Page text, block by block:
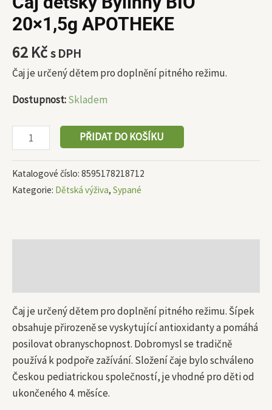
20×1,5g APOTHEKE
62 Kčs DPH
Čaj je určený dětem pro doplnění pitného režimu.
Dostupnost:Skladem
PŘIDAT DO KOŠÍKU
Katalogové číslo: 8595178218712
Kategorie: Dětská výživa, Sypané
Čaj je určený dětem pro doplnění pitného režimu. Šípek
obsahuje přirozeně se vyskytující antioxidanty a pomáhá
posilovat obranyschopnost. Dobromysl se tradičně
používá k podpoře zažívání. Složení čaje bylo schváleno
Českou pediatrickou společností, je vhodné pro děti od
ukončeného 4. měsíce.